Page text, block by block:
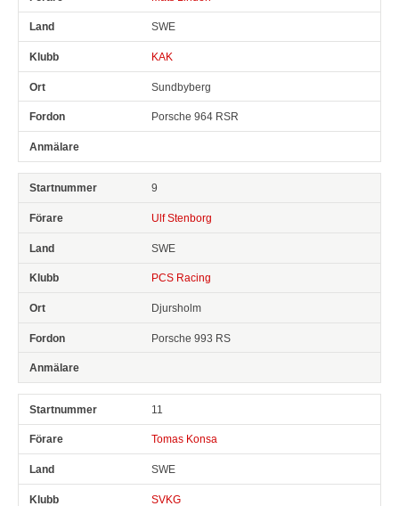
SWE
KAK
Sundbyberg
Porsche 964 RSR
9
Ulf Stenborg
SWE
PCS Racing
Djursholm
Porsche 993 RS
11
Tomas Konsa
SWE
SVKG